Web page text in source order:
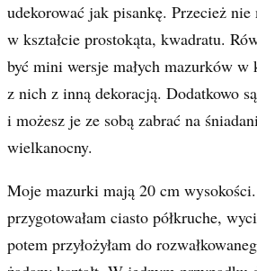
udekorować jak pisankę. Przecież
w kształcie prostokąta, kwadratu.
być mini wersje małych mazurków w
z nich z inną dekoracją. Dodatkowo
i możesz je ze sobą zabrać na
wielkanocny.
Moje mazurki mają 20 cm
przygotowałam ciasto półkruche,
potem przyłożyłam do